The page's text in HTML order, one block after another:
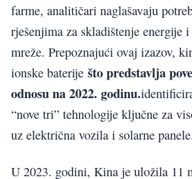
farme, analitičari naglašavaju
rješenjima za skladištenje energije
mreže. Prepoznajući ovaj izazov,
ionske baterije što predstavlja
odnosu na 2022. godinu.
“nove tri” tehnologije ključne za
uz električna vozila i solarne
U 2023. godini, Kina je uložila 11